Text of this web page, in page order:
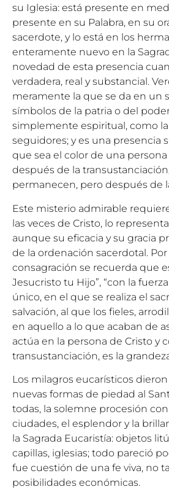
su Iglesia: está presente en
presente en su Palabra, en su
sacerdote, y lo está en los
enteramente nuevo en la
novedad de esta presencia
verdadera, real y substancial.
meramente la que se da en un
símbolos de la patria o del
simplemente espiritual, como
seguidores; y es una presencia
que sea el color de una
después de la
permanecen, pero después de
Este misterio admirable
las veces de Cristo, lo
aunque su eficacia y su gracia
de la ordenación sacerdotal.
consagración se recuerda que
Jesucristo tu Hijo”, “con la
único, en el que se realiza el
salvación, al que los fieles,
en aquello a lo que acaban de
actúa en la persona de Cristo y
transustanciación, es la
Los milagros eucarísticos
nuevas formas de piedad al
todas, la solemne procesión
ciudades, el esplendor y la
la Sagrada Eucaristía: objetos
capillas, iglesias; todo pareció
fue cuestión de una fe viva, no
posibilidades económicas.